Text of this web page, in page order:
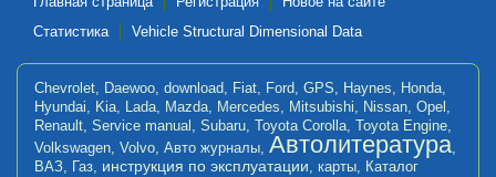
Статистика
Vehicle Structural Dimensional Data
Chevrolet Daewoo download Fiat Ford GPS Haynes Honda
Hyundai
Kia Lada Mazda Mercedes Mitsubishi Nissan Opel
Renault Service manual Subaru Toyota Corolla Toyota Engine
Volkswagen Volvo Авто журналы Автолитература
ВАЗ Газ инструкция по эксплуатации карты Каталог